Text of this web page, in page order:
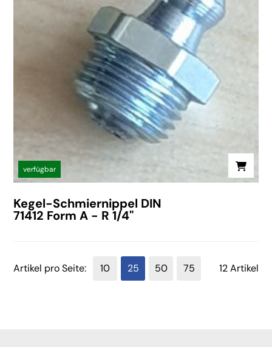
verfügbar
Kegel-Schmiernippel DIN
71412 Form A - R 1/4"
12 Artikel
Artikel pro Seite: 10 25 50 75